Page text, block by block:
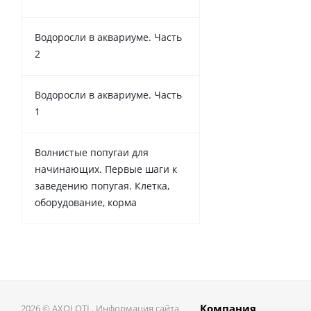
Водоросли в аквариуме. Часть
2
Водоросли в аквариуме. Часть
1
Волнистые попугаи для
начинающих. Первые шаги к
заведению попугая. Клетка,
оборудование, корма
2026 © AXOLOTL. Информация сайта Компания